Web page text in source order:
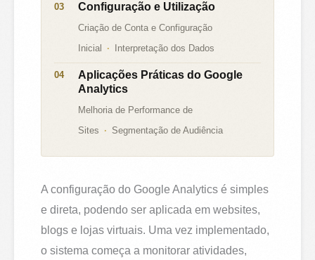
Configuração e Utilização
Criação de Conta e Configuração
Inicial
Interpretação dos Dados
Aplicações Práticas do Google
Analytics
Melhoria de Performance de
Sites
Segmentação de Audiência
A configuração do Google Analytics é simples
e direta, podendo ser aplicada em websites,
blogs e lojas virtuais. Uma vez implementado,
o sistema começa a monitorar atividades,